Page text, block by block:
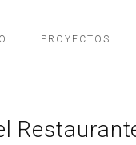
PROYECTOS